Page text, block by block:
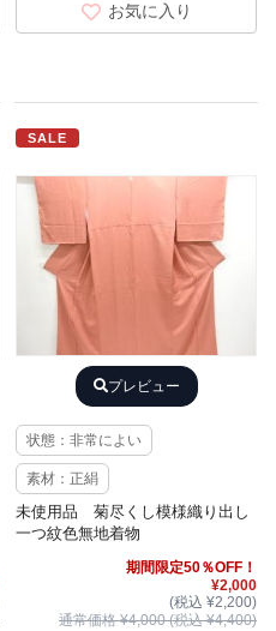
お気に入り
SALE
プレビュー
状態：非常によい
素材：正絹
未使用品 菊尽くし模様織り出し
一つ紋色無地着物
期間限定50％OFF！
¥2,000
(税込 ¥2,200)
通常価格 ¥4,000 (税込 ¥4,400)